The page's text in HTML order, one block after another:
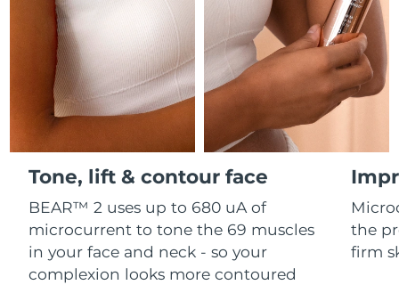
Tone, lift & contour face
BEAR™ 2 uses up to 680 uA of
microcurrent to tone the 69 muscles
in your face and neck - so your
complexion looks more contoured
the
firm
FAQ™產品
All anti-aging treatments
FAQ™產品
All LED treatments
FAQ™ products
All toning treatments
PEACH™ 2
IPL hair removal
PEACH™ 2 go
Travel-friendly IPL hair removal
PEACH™ Cooling Prep Gel
Cooling IPL hair removal gel
LUNA™ 4 body
Massaging body brush
SUPERCHARGED™ serum
Firming body serum
痘肌護理
ESPADA™ 2 plus
Recurring acne LED therapy
Acne treatment device
ESPADA™ Blemish Solution
Concentrated acne gel
眼部護理
BEAR™ 2 eyes & lips
Microcurrent line smoothing device
Rejuvenating eye massager
眼部護膚
Advanced eye care treatment
毛孔護理
KIWI™ derma
Diamond microdermabrasion .
KIWI™
護發
LUNA™ 4 hair
2-in-1 LED scalp massager
FLIP™ play advanced
牙齒美白
預計送達日期8/9/26
直布羅陀 預計送達日期8/13/26
預計送達日期8/9/26
中國香港特別行政區 預計送達日期
匈牙利 預計送達日期 8/9/26
冰島
印尼 預計送達日期 8/7/26